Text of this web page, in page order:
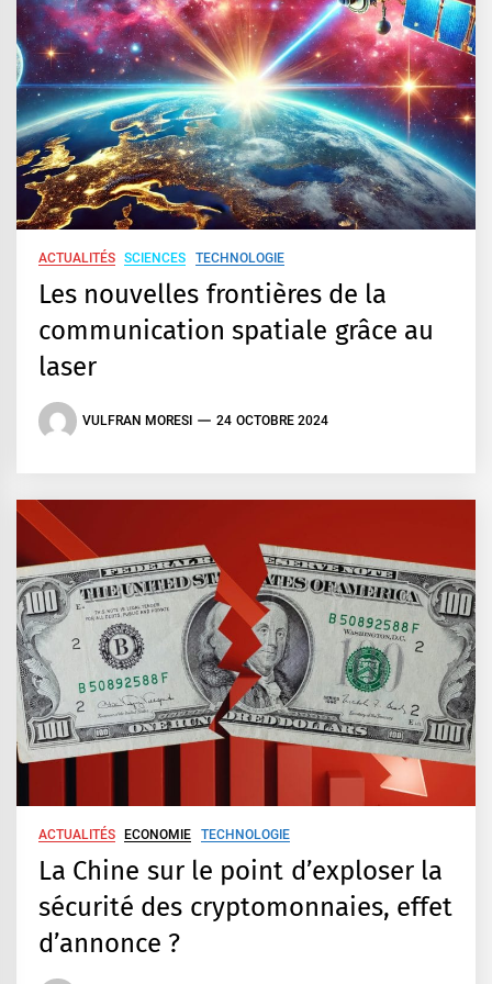
ACTUALITÉS SCIENCES TECHNOLOGIE
Les nouvelles frontières de la
communication spatiale grâce au
laser
VULFRAN MORESI 24 OCTOBRE 2024
ACTUALITÉS ECONOMIE TECHNOLOGIE
La Chine sur le point d’exploser la
sécurité des cryptomonnaies, effet
d’annonce ?